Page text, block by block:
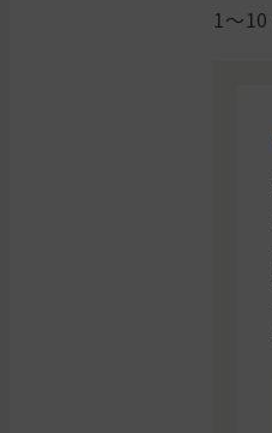
1〜10